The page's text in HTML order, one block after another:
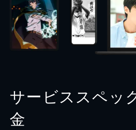
サービススペッ
金